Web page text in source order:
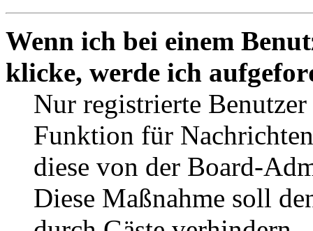
Wenn ich bei einem
klicke, werde ich
Nur registrierte
Funktion für
diese von der Board-
Diese Maßnahme soll